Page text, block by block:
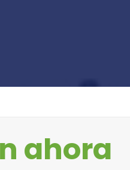
ahora